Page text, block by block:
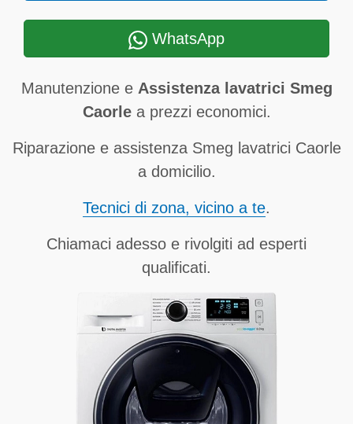
WhatsApp
Manutenzione e Assistenza lavatrici Smeg
Caorlea prezzi economici.
Riparazione e assistenza Smeg lavatrici Caorle
a domicilio.
Tecnici di zona, vicino a te.
Chiamaci adesso e rivolgiti ad esperti
qualificati.